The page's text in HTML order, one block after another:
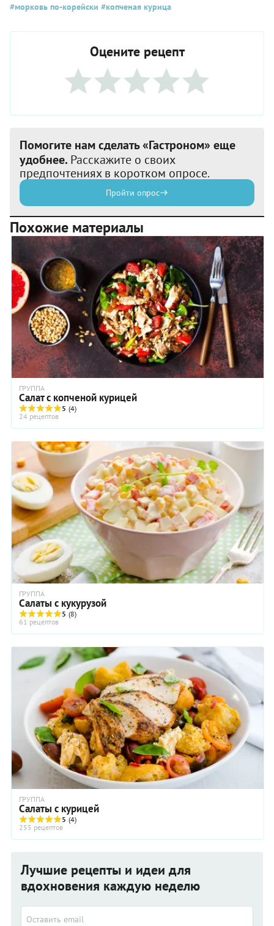
#морковь по-корейски #копченая курица
Оцените рецепт
Помогите нам сделать «Гастроном» еще
удобнее. Расскажите о своих
предпочтениях в коротком опросе.
Пройти опрос
Похожие материалы
ГРУППА
Салат с копченой курицей
5 (4)
24 рецептов
ГРУППА
Салаты с кукурузой
5 (8)
61 рецептов
ГРУППА
Салаты с курицей
5 (4)
255 рецептов
Лучшие рецепты и идеи для
вдохновения каждую неделю